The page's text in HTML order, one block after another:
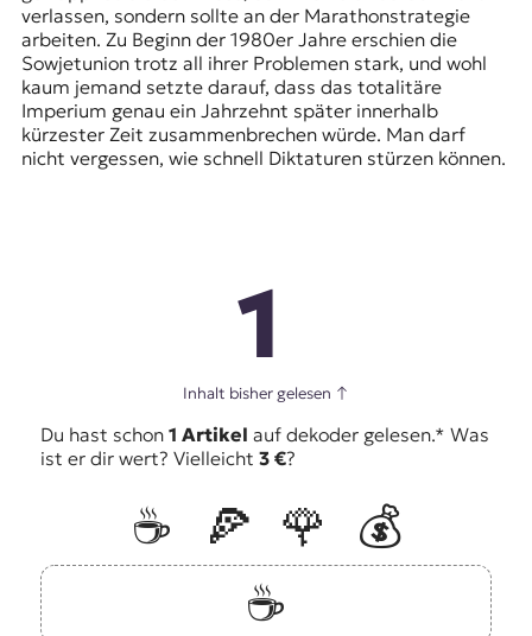
verlassen, sondern sollte an der Marathonstrategie
arbeiten. Zu Beginn der 1980er Jahre erschien die
Sowjetunion trotz all ihrer Problemen stark, und wohl
kaum jemand setzte darauf, dass das totalitäre
Imperium genau ein Jahrzehnt später innerhalb
kürzester Zeit zusammenbrechen würde. Man darf
nicht vergessen, wie schnell Diktaturen stürzen können.
1
Inhalt bisher gelesen ↑
Du hast schon 1 Artikel auf dekoder gelesen.* Was
ist er dir wert? Vielleicht 3 €?
☕️ 🍕 🌹
💰
☕️